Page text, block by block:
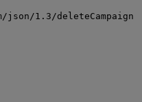
json/1.3/deleteCampaign